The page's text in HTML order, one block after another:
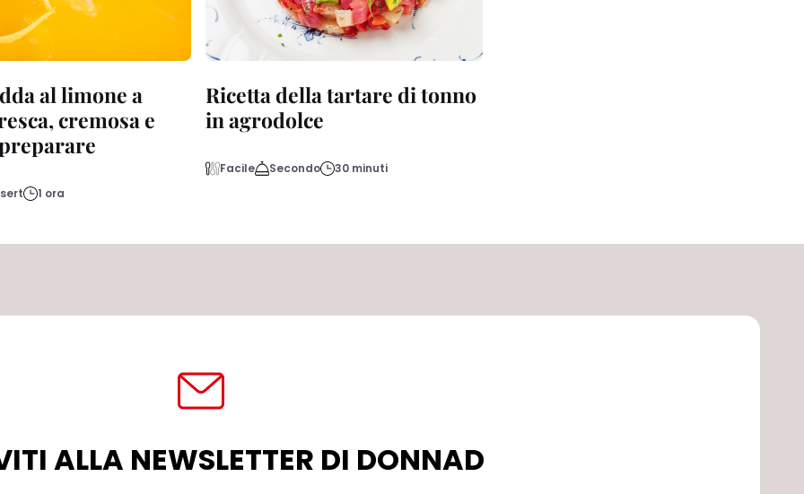
al limone a
cremosa e
1 ora
Ricetta della tartare di tonno
in agrodolce
Facile Secondo 30 minuti
ALLA NEWSLETTER DI DONNAD